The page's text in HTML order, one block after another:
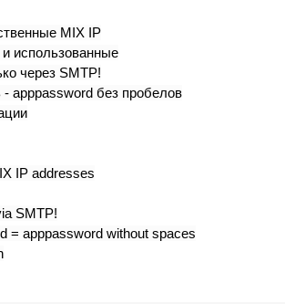
MIX IP
использованные
через SMTP!
apppassword без пробелов
IP addresses
SMTP!
= apppassword without spaces